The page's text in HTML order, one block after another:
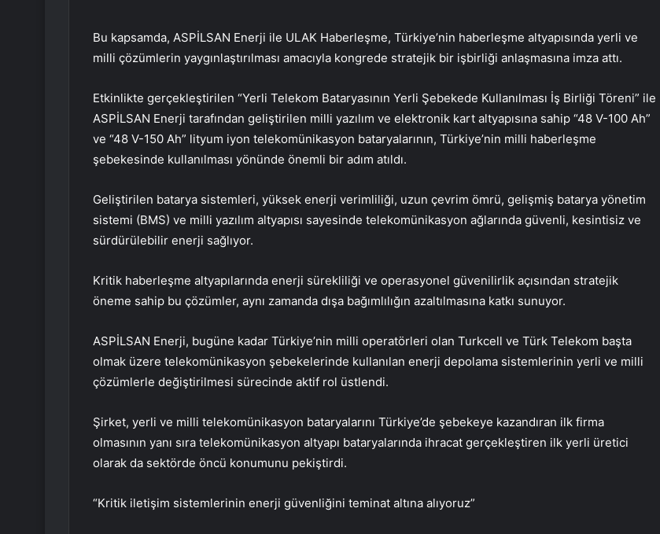
Bu kapsamda, ASPİLSAN Enerji ile ULAK Haberleşme, Türkiye’nin haberleşme altyapısında yerli ve
milli çözümlerin yaygınlaştırılması amacıyla kongrede stratejik bir işbirliği anlaşmasına imza attı.
Etkinlikte gerçekleştirilen “Yerli Telekom Bataryasının Yerli Şebekede Kullanılması İş Birliği Töreni” ile
ASPİLSAN Enerji tarafından geliştirilen milli yazılım ve elektronik kart altyapısına sahip “48 V-100 Ah”
ve “48 V-150 Ah” lityum iyon telekomünikasyon bataryalarının, Türkiye’nin milli haberleşme
şebekesinde kullanılması yönünde önemli bir adım atıldı.
Geliştirilen batarya sistemleri, yüksek enerji verimliliği, uzun çevrim ömrü, gelişmiş batarya yönetim
sistemi (BMS) ve milli yazılım altyapısı sayesinde telekomünikasyon ağlarında güvenli, kesintisiz ve
sürdürülebilir enerji sağlıyor.
Kritik haberleşme altyapılarında enerji sürekliliği ve operasyonel güvenilirlik açısından stratejik
öneme sahip bu çözümler, aynı zamanda dışa bağımlılığın azaltılmasına katkı sunuyor.
ASPİLSAN Enerji, bugüne kadar Türkiye’nin milli operatörleri olan Turkcell ve Türk Telekom başta
olmak üzere telekomünikasyon şebekelerinde kullanılan enerji depolama sistemlerinin yerli ve milli
çözümlerle değiştirilmesi sürecinde aktif rol üstlendi.
Şirket, yerli ve milli telekomünikasyon bataryalarını Türkiye’de şebekeye kazandıran ilk firma
olmasının yanı sıra telekomünikasyon altyapı bataryalarında ihracat gerçekleştiren ilk yerli üretici
olarak da sektörde öncü konumunu pekiştirdi.
“Kritik iletişim sistemlerinin enerji güvenliğini teminat altına alıyoruz”